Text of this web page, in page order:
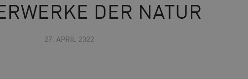
DER NATUR
27. APRIL 2022